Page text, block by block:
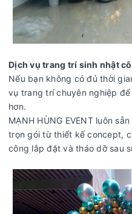
Dịch vụ trang trí sinh nhật
Nếu bạn không có đủ thời
vụ trang trí chuyên nghiệp
hơn.
MẠNH HÙNG EVENT luôn
trọn gói từ thiết kế concept,
công lắp đặt và tháo dỡ sau